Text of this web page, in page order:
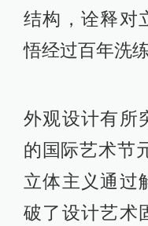
结构，诠释对
悟经过百年洗
外观设计有所
的国际艺术节
立体主义通过
破了设计艺术